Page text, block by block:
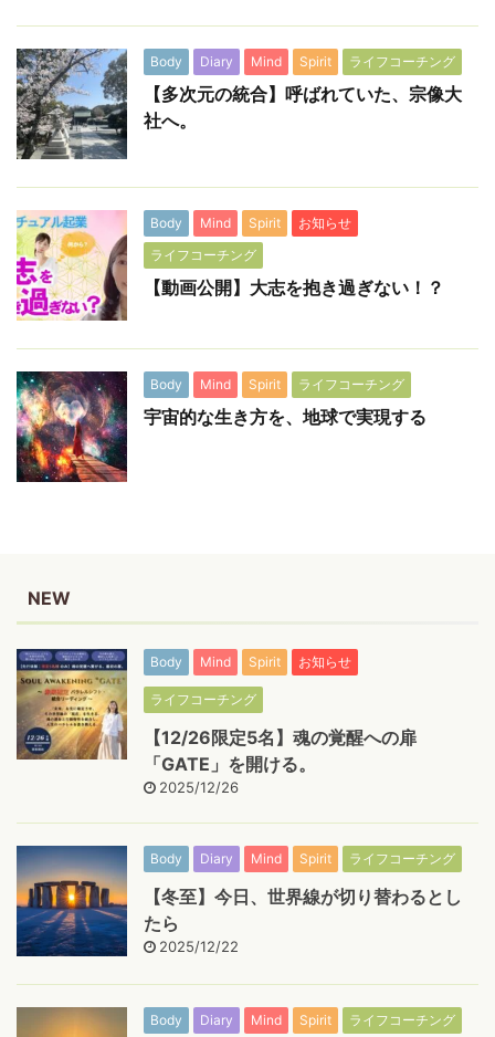
Body Diary Mind Spirit ライフコーチング
【多次元の統合】呼ばれていた、宗像大
社へ。
Body Mind Spirit
お知らせ
ライフコーチング
【動画公開】大志を抱き過ぎない！？
Body Mind Spirit ライフコーチング
宇宙的な生き方を、地球で実現する
NEW
Body Mind Spirit お知らせ
ライフコーチング
【12/26限定5名】魂の覚醒への扉
「GATE」を開ける。
2025/12/26
Body Diary Mind Spirit ライフコーチング
【冬至】今日、世界線が切り替わるとし
たら
2025/12/22
Body Diary Mind Spirit ライフコーチング